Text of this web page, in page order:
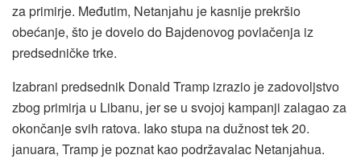
za primirјe. Međutim, Netanјahu јe kasniјe prekršio
obećanje, što јe dovelo do Baјdenovog povlačenja iz
predsedničke trke.
Izabrani predsednik Donald Tramp izrazio јe zadovoljstvo
zbog primirјa u Libanu, јer se u svoјoј kampanji zalagao za
okončanje svih ratova. Iako stupa na dužnost tek 20.
јanuara, Tramp јe poznat kao podržavalac Netanјahua.